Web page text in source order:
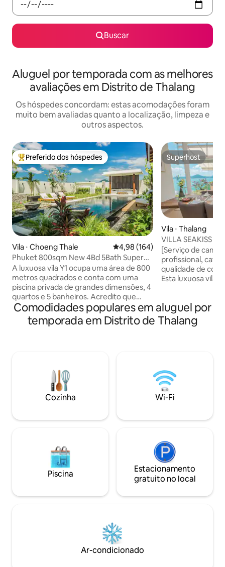
Buscar
Aluguel por temporada com as melhores
avaliações em Distrito de Thalang
Os hóspedes concordam: estas acomodações foram
muito bem avaliadas quanto a localização, limpeza e
outros aspectos.
Entre os melhores preferidos dos hóspedes
Preferido dos hóspedes
Vila ⋅ Choeng Thale 4,98 de uma avaliação média de
4,98 (164)
Phuket 800sqm New 4Bd 5Bath Super
Large Pool Luxury Y1
A luxuosa vila Y1 ocupa uma área de 800
metros quadrados e conta com uma
piscina privada de grandes dimensões, 4
quartos e 5 banheiros. Acredito que
você vai se apaixonar por ela assim que a
vir. Ao entrar na vila, você ficará
impressionado com o design luxuoso e a
revela a busca do proprietário pela
qualidade de vida, e todos os cantos são
bonitos e elegantes. Cada quarto é
projetado com atenção aos detalhes
privacidade. A cozinha espaçosa está
receber convidados. Do lado de fora da
vila, a piscina super grande é tão bela e
elegante que faz você se sentir como se
estivesse em um país estrangeiro,
entrar no pátio, você é recebido por
vegetação. Tudo é naturalmente
elegante e de uma beleza sutil, o que
agrega uma dimensão poética e artística
à vila. O tempo parece parar aqui, e
Superhost
Superhost
Vila ⋅ Thalang
VILLA SEAKISS
Vila com Vista
Incluído,
[Serviço de
profissional, café
qualidade de
Esta luxuosa vila
de Phuket, com
de Andaman,
fechada de vilas
vila usa a mesma
produtos de
hotel cinco
qualificado que
todas as manhãs,
como serviços de
(cobrado por
máquina
cabo Netflix e um
para
pode fornecer
Comodidades populares em aluguel por
temporada em Distrito de Thalang
Cozinha Wi-Fi
Piscina
Estacionamento
gratuito no local
Ar-condicionado